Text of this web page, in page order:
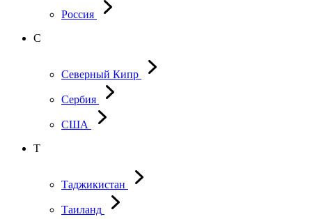
Россия
С
Северный Кипр
Сербия
США
Т
Таджикистан
Таиланд